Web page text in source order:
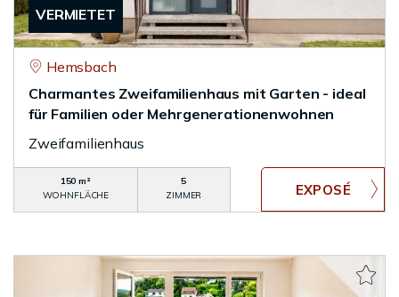
VERMIETET
Hemsbach
Charmantes Zweifamilienhaus mit Garten - ideal
für Familien oder Mehrgenerationenwohnen
Zweifamilienhaus
150 m²
WOHNFLÄCHE
5
ZIMMER